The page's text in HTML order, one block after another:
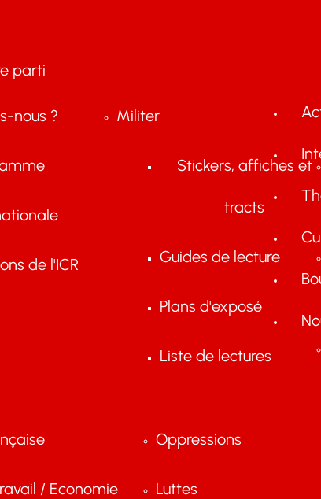
parti
nous ?
de l'ICR
Militer
Stickers, affiches et
tracts
Guides de lecture
Plans d'exposé
Liste de lectures
/ Economie
Oppressions
Luttes